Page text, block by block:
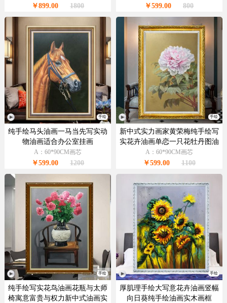
￥899.00 1800 ￥599.00 800
手绘
纯手绘马头油画一马当先写实动
物油画适合办公室挂画
A：60*90CM画芯
￥599.00 1200
手绘
新中式实力画家黄荣梅纯手绘写
实花卉油画单恋一只花牡丹图油
画实木画框
A：60*90CM画芯
￥599.00 1100
手绘
纯手绘写实花鸟油画花瓶与太师
椅寓意富贵与权力新中式油画实
手绘
厚肌理手绘大写意花卉油画竖幅
向日葵纯手绘油画实木画框